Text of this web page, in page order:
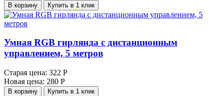
В корзину Купить в 1 клик
Умная RGB гирлянда с дистанционным
управлением, 5 метров
Старая цена: 322 Р
Новая цена: 280 Р
В корзину Купить в 1 клик